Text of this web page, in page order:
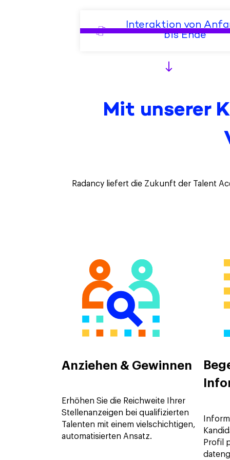
Interaktion von
bis Ende
Mit unserer
Radancy liefert die Zukunft der Talent
Anziehen & Gewinnen
Erhöhen Sie die Reichweite Ihrer
Stellenanzeigen bei qualifizierten
Talenten mit einem vielschichtigen,
automatisierten Ansatz.
Profil